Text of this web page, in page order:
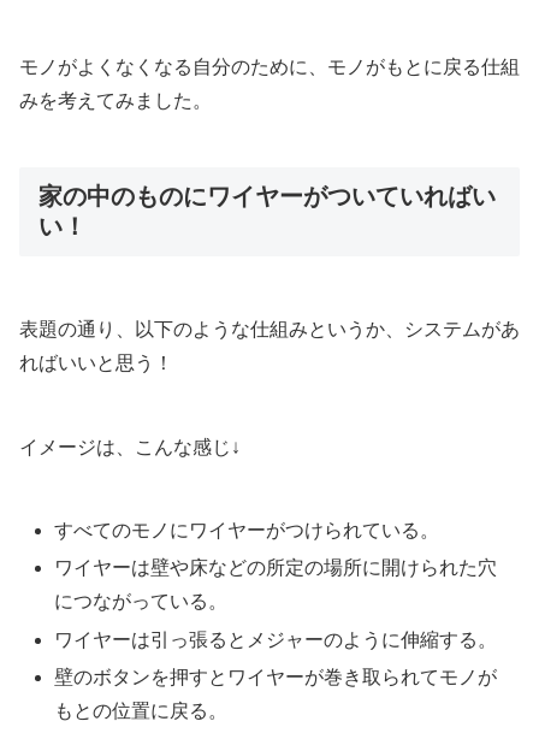
モノがよくなくなる自分のために、モノがもとに戻る仕組
みを考えてみました。
家の中のものにワイヤーがついていればい
い！
表題の通り、以下のような仕組みというか、システムがあ
ればいいと思う！
イメージは、こんな感じ↓
すべてのモノにワイヤーがつけられている。
ワイヤーは壁や床などの所定の場所に開けられた穴
につながっている。
ワイヤーは引っ張るとメジャーのように伸縮する。
壁のボタンを押すとワイヤーが巻き取られてモノが
もとの位置に戻る。